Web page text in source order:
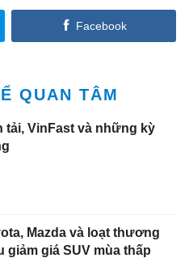
Facebook
QUAN TÂM
tải, VinFast và những kỳ
Mazda và loạt thương
giảm giá SUV mùa thấp